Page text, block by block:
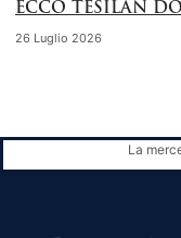
ECCO TESILAN
26 Luglio 2026
La